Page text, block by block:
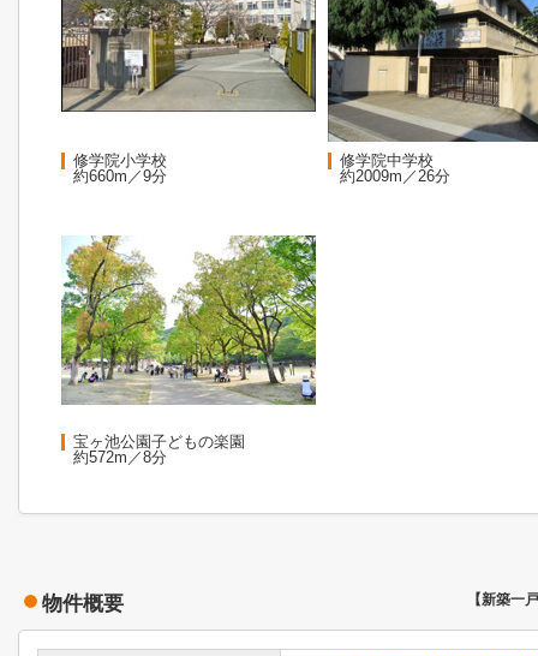
修学院小学校
約660m／9分
修学院中学校
約2009m／26分
宝ヶ池公園子どもの楽園
約572m／8分
物件概要 【新築一